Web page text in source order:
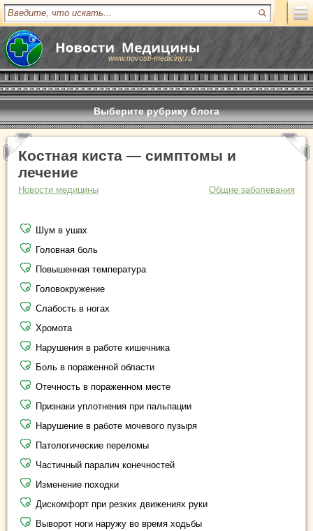
www.novosti-mediciny.ru
Выберите рубрику блога
Костная киста — симптомы и
лечение
Новости медицины Общие заболевания
Шум в ушах
Головная боль
Повышенная температура
Головокружение
Слабость в ногах
Хромота
Нарушения в работе кишечника
Боль в пораженной области
Отечность в пораженном месте
Признаки уплотнения при пальпации
Нарушение в работе мочевого пузыря
Патологические переломы
Частичный паралич конечностей
Изменение походки
Дискомфорт при резких движениях руки
Выворот ноги наружу во время ходьбы